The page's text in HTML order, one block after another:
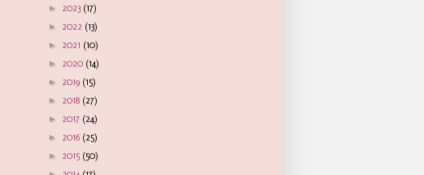
► 2023 (17)
► 2022 (13)
► 2021 (10)
► 2020 (14)
► 2019 (15)
► 2018 (27)
► 2017 (24)
► 2016 (25)
► 2015 (50)